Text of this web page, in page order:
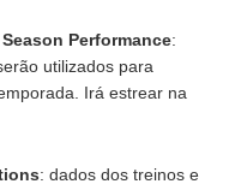
Performance:
utilizados para
Irá estrear na
: dados dos treinos e